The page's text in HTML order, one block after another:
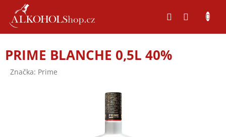
obsah
PRIME BLANCHE 0,5L 40%
Značka: Prime